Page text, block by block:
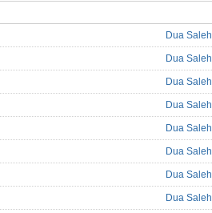
Dua Saleh
Dua Saleh
Dua Saleh
Dua Saleh
Dua Saleh
Dua Saleh
Dua Saleh
Dua Saleh